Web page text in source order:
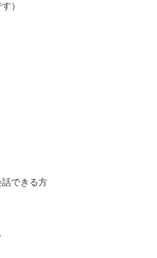
）
話できる方